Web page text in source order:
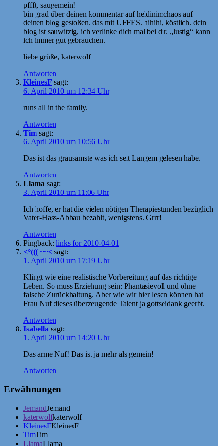
pffft, saugemein!
bin grad über deinen kommentar auf heldinimchaos auf
deinen blog gestoßen. das mit ÜFFES. hihihi, köstlich. dein
blog ist sauwitzig, ich verlinke dich mal bei dir. „lustig“ kann
ich immer gut gebrauchen.
liebe grüße, katerwolf
Antworten
KleinesF sagt:
6. April 2010 um 12:34 Uhr
runs all in the family.
Antworten
Tim sagt:
6. April 2010 um 10:56 Uhr
Das ist das grausamste was ich seit Langem gelesen habe.
Antworten
Llama sagt:
3. April 2010 um 11:06 Uhr
Ich hoffe, er hat die vielen nötigen Therapiestunden bezüglich
Vater-Hass-Abbau bezahlt, wenigstens. Grrr!
Antworten
Pingback: links for 2010-04-01
<°((( ~~< sagt:
1. April 2010 um 17:19 Uhr
Klingt wie eine realistische Vorbereitung auf das richtige
Leben. So muss Erziehung sein: Phantasievoll und ohne
falsche Zurückhaltung. Aber wie wir hier lesen können hat
Frau Nuf dieses überzeugende Talent ja gottseidank geerbt.
Antworten
Isabella sagt:
1. April 2010 um 14:20 Uhr
Das arme Nuf! Das ist ja mehr als gemein!
Antworten
Erwähnungen
JemandJemand
katerwolfkaterwolf
KleinesFKleinesF
TimTim
LlamaLlama